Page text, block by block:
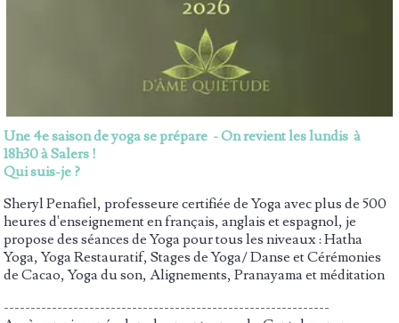
Une 4e saison de yoga se prépare - On revient les lundis à
18h30 à Salers !
Qui suis-je ?
Sheryl Penafiel, professeure certifiée de Yoga avec plus de 500
heures d'enseignement en français, anglais et espagnol, je
propose des séances de Yoga pour tous les niveaux : Hatha
Yoga, Yoga Restauratif, Stages de Yoga/ Danse et Cérémonies
de Cacao, Yoga du son, Alignements, Pranayama et méditation
-------------------------------------------------------------